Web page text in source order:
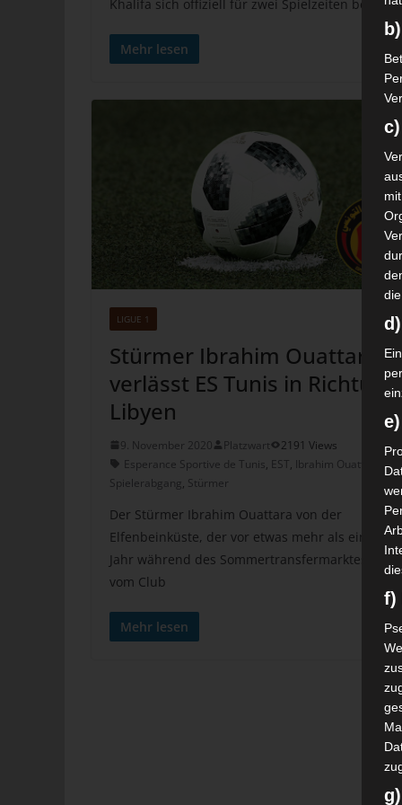
Khalifa sich offiziell für zwei Spielzeiten bei dem
Mehr lesen
LIGUE 1
Stürmer Ibrahim Ouattara
verlässt ES Tunis in Richtung
Libyen
9. November 2020 Platzwart
2191 Views
Esperance Sportive de Tunis, EST, Ibrahim Ouattara
,
Spielerabgang, Stürmer
Der Stürmer Ibrahim Ouattara von der
Elfenbeinküste, der vor etwas mehr als einem
Jahr während des Sommertransfermarktes 2019
vom Club
Mehr lesen
f)